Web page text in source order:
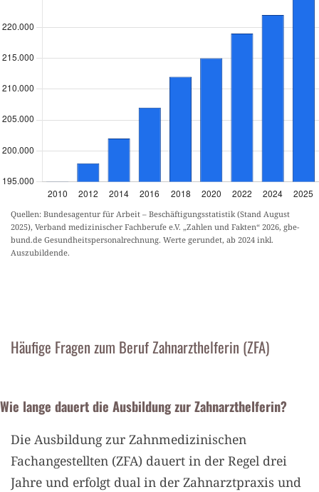
Quellen: Bundesagentur für Arbeit – Beschäftigungsstatistik (Stand August
2025), Verband medizinischer Fachberufe e.V. „Zahlen und Fakten“ 2026, gbe-
bund.de Gesundheitspersonalrechnung. Werte gerundet, ab 2024 inkl.
Auszubildende.
Häufige Fragen zum Beruf Zahnarzthelferin (ZFA)
Wie lange dauert die Ausbildung zur Zahnarzthelferin?
Die Ausbildung zur Zahnmedizinischen
Fachangestellten (ZFA) dauert in der Regel drei
Jahre und erfolgt dual in der Zahnarztpraxis und